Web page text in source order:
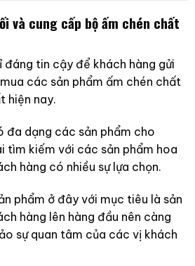
và cung cấp bộ ấm chén chất
tin cậy để khách hàng gửi
các sản phẩm ấm chén chất
hiện nay.
đa dạng các sản phẩm cho
tìm kiếm với các sản phẩm hoa
hàng có nhiều sự lựa chọn.
phẩm ở đây với mục tiêu là sản
hàng lên hàng đầu nên càng
sự quan tâm của các vị khách